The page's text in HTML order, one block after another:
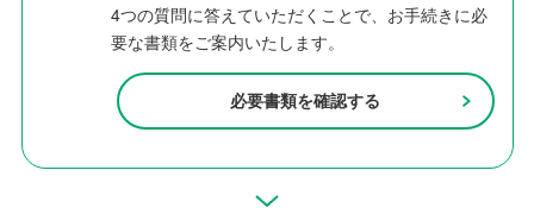
4つの質問に答えていただくことで、お手続きに必
要な書類をご案内いたします。
必要書類を確認する